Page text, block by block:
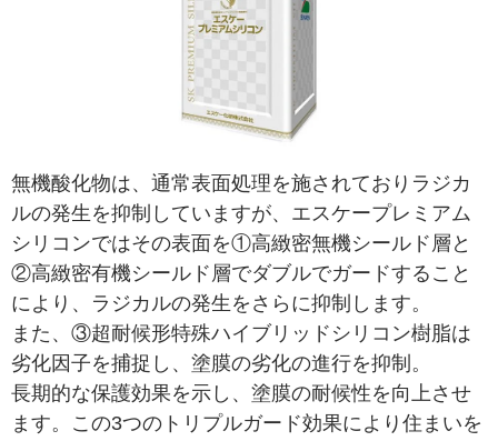
無機酸化物は、通常表面処理を施されておりラジカ
ルの発生を抑制していますが、エスケープレミアム
シリコンではその表面を①高緻密無機シールド層と
②高緻密有機シールド層でダブルでガードすること
により、ラジカルの発生をさらに抑制します。
また、③超耐候形特殊ハイブリッドシリコン樹脂は
劣化因子を捕捉し、塗膜の劣化の進行を抑制。
長期的な保護効果を示し、塗膜の耐候性を向上させ
ます。この3つのトリプルガード効果により住まいを